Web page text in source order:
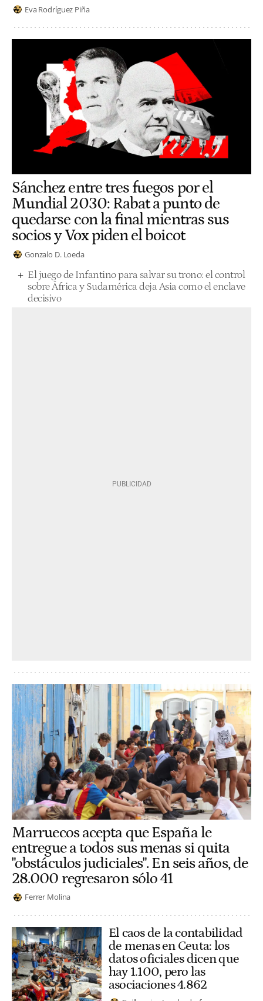
Eva Rodríguez Piña
Sánchez entre tres fuegos por el
Mundial 2030: Rabat a punto de
quedarse con la final mientras sus
socios y Vox piden el boicot
Gonzalo D. Loeda
El juego de Infantino para salvar su trono: el control
sobre África y Sudamérica deja Asia como el enclave
decisivo
Marruecos acepta que España le
entregue a todos sus menas si quita
"obstáculos judiciales". En seis años, de
28.000 regresaron sólo 41
Ferrer Molina
El caos de la contabilidad
de menas en Ceuta: los
datos oficiales dicen que
hay 1.100, pero las
asociaciones 4.862